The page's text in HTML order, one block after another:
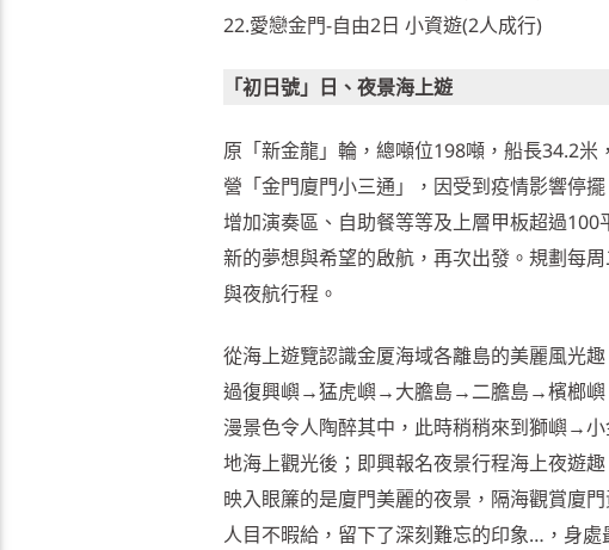
22.愛戀金門-自由2日 小資遊(2人成行)
「初日號」日、夜景海上遊
原「新金龍」輪，總噸位198噸，船長34.2
營「金門廈門小三通」，因受到疫情影響停
增加演奏區、自助餐等等及上層甲板超過
新的夢想與希望的啟航，再次出發。規劃每
與夜航行程。
從海上遊覽認識金厦海域各離島的美麗風光
過復興嶼→猛虎嶼→大膽島→二膽島→檳榔嶼
漫景色令人陶醉其中，此時稍稍來到獅嶼→
地海上觀光後；即興報名夜景行程海上夜遊
映入眼簾的是廈門美麗的夜景，隔海觀賞廈
人目不暇給，留下了深刻難忘的印象…，身處